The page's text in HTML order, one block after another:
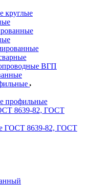
круглые
ВГП
профильные
8639-82, ГОСТ
ГОСТ 8639-82, ГОСТ